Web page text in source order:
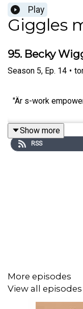
Play
Giggles
95. Becky
Season 5, Ep. 14 •
"Är s-work
Show more
RSS
More episodes
View all episodes